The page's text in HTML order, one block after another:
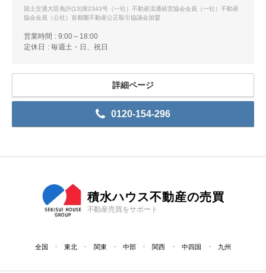
国土交通大臣免許(13)第2343号（一社）不動産流通経営協会会員（一社）不動産
協会会員（公社）首都圏不動産公正取引協議会加盟
0120-154-296
営業時間
9:00～18:00
定休日
毎週土・日、祝日
詳細ページ
積水ハウス不動産の売買
不動産売買をサポート
全国 東北 関東 中部 関西 中四国 九州